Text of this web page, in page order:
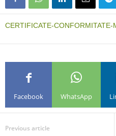
CERTIFICATE-
Facebook WhatsApp
Previous article